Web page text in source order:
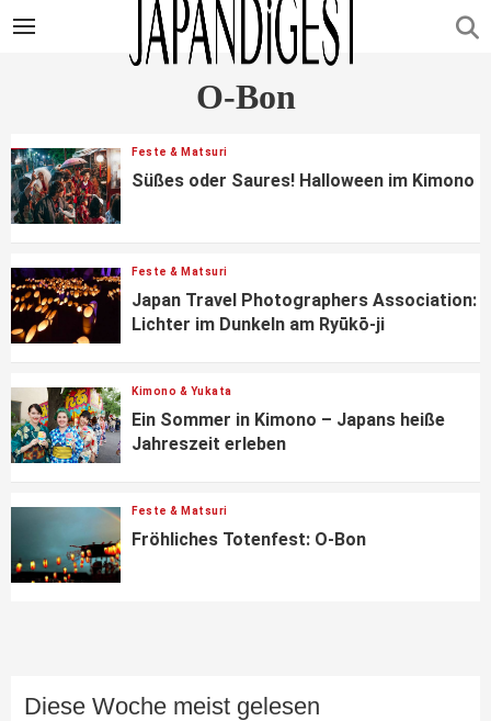
O-Bon
Feste & Matsuri
Süßes oder Saures! Halloween im Kimono
Feste & Matsuri
Japan Travel Photographers Association:
Lichter im Dunkeln am Ryūkō-ji
Kimono & Yukata
Ein Sommer in Kimono – Japans heiße
Jahreszeit erleben
Feste & Matsuri
Fröhliches Totenfest: O-Bon
Diese Woche meist gelesen